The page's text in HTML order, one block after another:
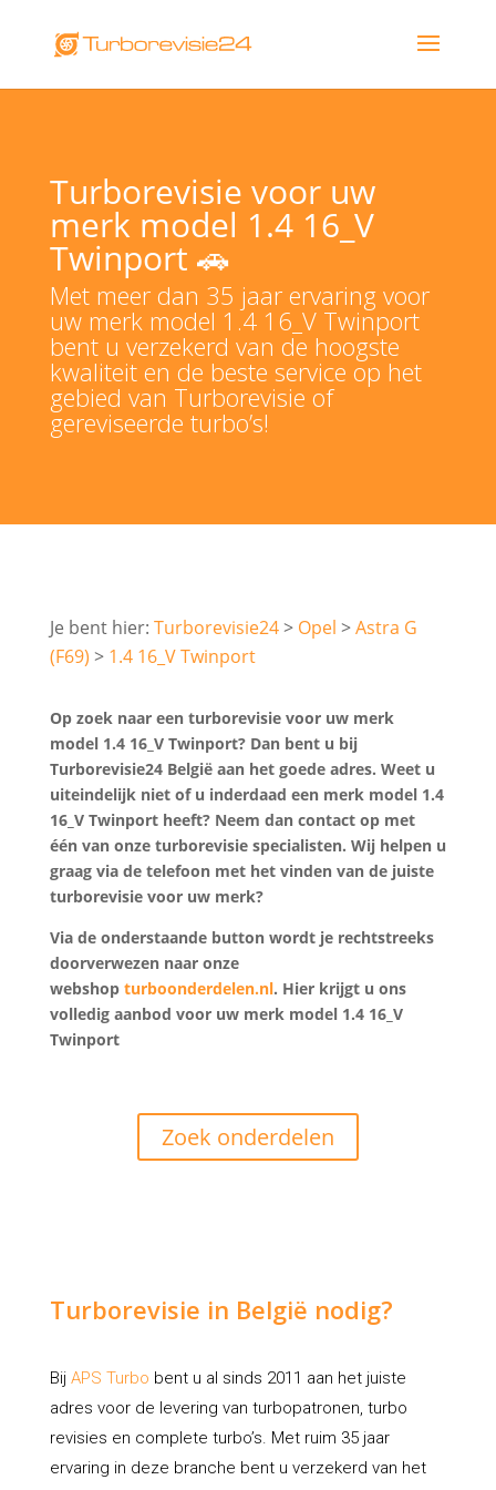
Turborevisie voor uw
merk model 1.4 16_V
Twinport 🚗
Met meer dan 35 jaar ervaring voor
uw merk model 1.4 16_V Twinport
bent u verzekerd van de hoogste
kwaliteit en de beste service op het
gebied van Turborevisie of
gereviseerde turbo’s!
Turborevisie24 Opel
Astra G
(F69)
1.4 16_V Twinport
Op zoek naar een turborevisie voor uw merk
model 1.4 16_V Twinport? Dan bent u bij
Turborevisie24 België aan het goede adres. Weet u
uiteindelijk niet of u inderdaad een merk model 1.4
16_V Twinport heeft? Neem dan contact op met
één van onze turborevisie specialisten. Wij helpen u
graag via de telefoon met het vinden van de juiste
turborevisie voor uw merk?
Via de onderstaande button wordt je rechtstreeks
doorverwezen naar onze
webshop turboonderdelen.nl. Hier krijgt u ons
volledig aanbod voor uw merk model 1.4 16_V
Twinport
Zoek onderdelen
Turborevisie in België nodig?
Bij APS Turbo bent u al sinds 2011 aan het juiste
adres voor de levering van turbopatronen, turbo
revisies en complete turbo’s. Met ruim 35 jaar
ervaring in deze branche bent u verzekerd van het